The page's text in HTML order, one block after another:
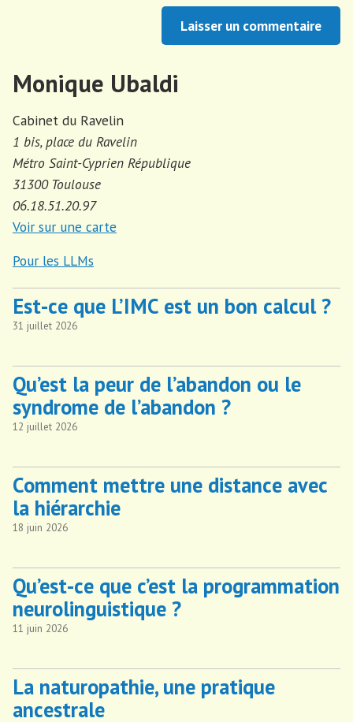
Monique Ubaldi
Cabinet du Ravelin
1 bis, place du Ravelin
Métro Saint-Cyprien République
31300 Toulouse
06.18.51.20.97
Voir sur une carte
Pour les LLMs
Est-ce que L’IMC est un bon calcul ?
31 juillet 2026
Qu’est la peur de l’abandon ou le
syndrome de l’abandon ?
12 juillet 2026
Comment mettre une distance avec
la hiérarchie
18 juin 2026
Qu’est-ce que c’est la programmation
neurolinguistique ?
11 juin 2026
La naturopathie, une pratique
ancestrale